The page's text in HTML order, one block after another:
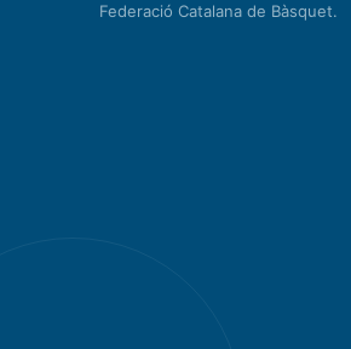
Federació Catalana de Bàsquet.